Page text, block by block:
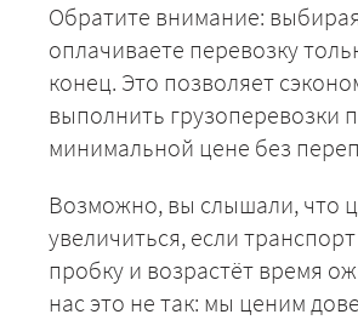
Обратите внимание:
оплачиваете перевозку
конец. Это позволяет
выполнить грузоперевозки
минимальной цене без
Возможно, вы слышали, что
увеличиться, если
пробку и возрастёт время
нас это не так: мы ценим